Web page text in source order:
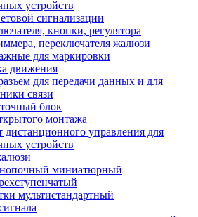
устройств
сигнализации
кнопки, регулятора
переключателя жалюзи
для маркировки
движения
для передачи данных и для
связи
блок
монтажа
дистанционного управления для
устройств
миниатюрный
мультистандартный